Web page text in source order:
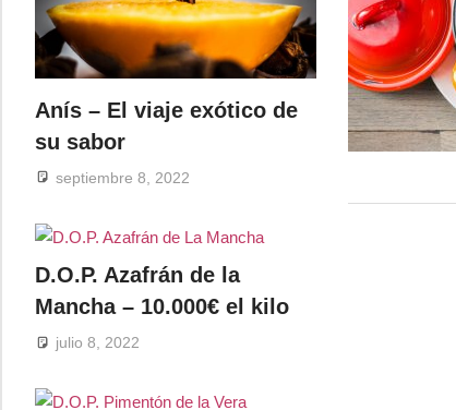
Anís – El viaje exótico de
su sabor
septiembre 8, 2022
D.O.P. Azafrán de la
Mancha – 10.000€ el kilo
julio 8, 2022